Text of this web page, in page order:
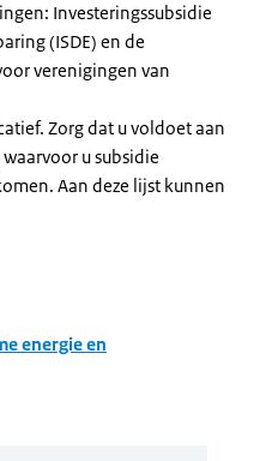
Investeringssubsidie
(ISDE) en de
verenigingen van
Zorg dat u voldoet aan
u subsidie
Aan deze lijst kunnen
energie en